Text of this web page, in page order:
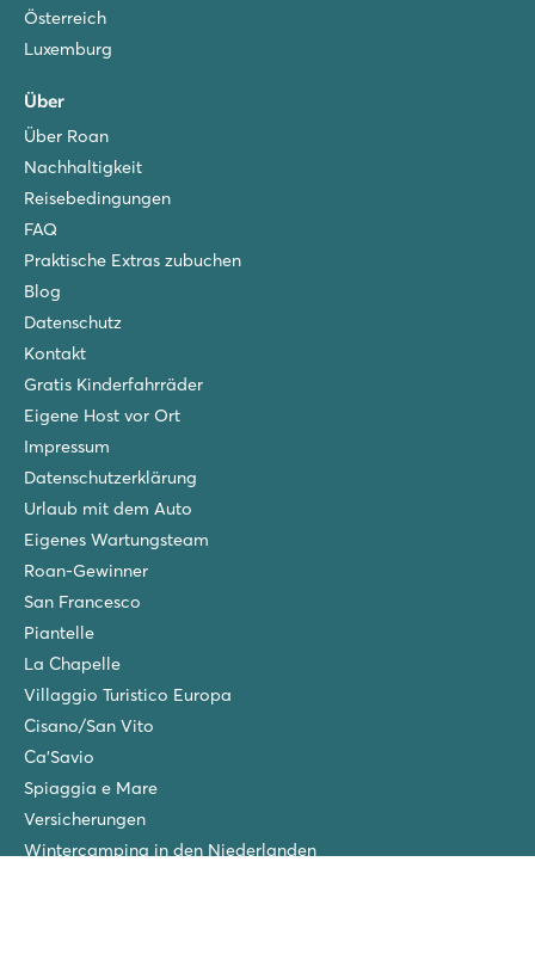
Österreich
Luxemburg
Über
Über Roan
Nachhaltigkeit
Reisebedingungen
FAQ
Praktische Extras zubuchen
Blog
Datenschutz
Kontakt
Gratis Kinderfahrräder
Eigene Host vor Ort
Impressum
Datenschutzerklärung
Urlaub mit dem Auto
Eigenes Wartungsteam
Roan-Gewinner
San Francesco
Piantelle
La Chapelle
Villaggio Turistico Europa
Cisano/San Vito
Ca'Savio
Spiaggia e Mare
Versicherungen
Wintercamping in den Niederlanden